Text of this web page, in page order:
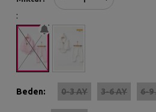
:
Beden: 0-3 AY 3-6 AY 6-9